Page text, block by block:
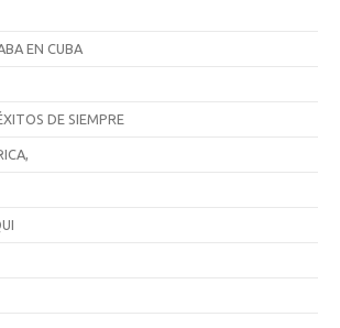
EN CUBA
DE SIEMPRE